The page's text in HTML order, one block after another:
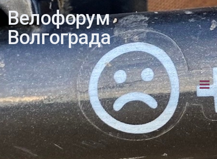
Велофорум
Волгограда